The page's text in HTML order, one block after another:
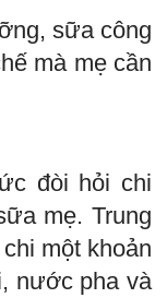
sữa công
mà mẹ cần
đòi hỏi chi
mẹ. Trung
một khoản
nước pha và